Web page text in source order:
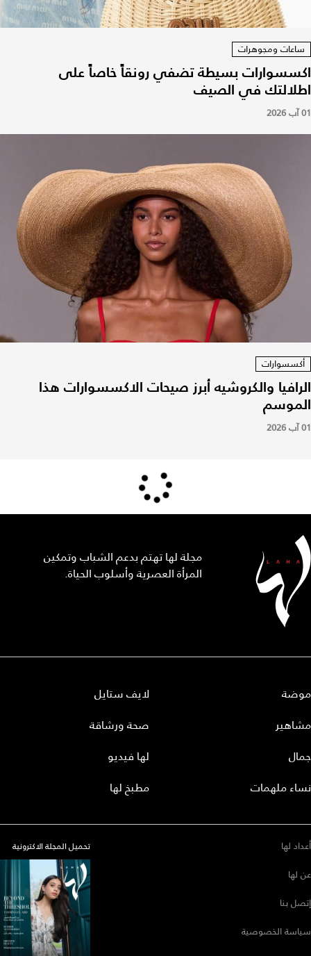
ساعات ومجوهرات
اكسسوارات بسيطة تضفي رونقاً خاصاً على
اطلالتك في الصيف
01 آب 2026
أكسسوارات
الرافيا والكروشيه أبرز صيحات الاكسسوارات هذا
الموسم
01 آب 2026
مجلة لها تهتم بدعم الشباب وتمكين
المرأة العصرية وأسلوب الحياة.
موضة
مشاهير
جمال
نساء ملهمات
لايف ستايل
صحة ورشاقة
لها فيديو
مطبخ لها
أعداد لها
عن لها
إتصل بنا
سياسة الخصوصية
تحميل المجلة الاكترونية